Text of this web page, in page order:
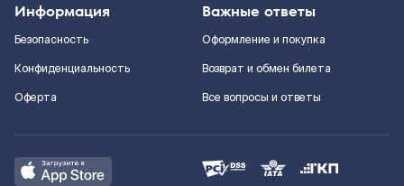
Информация
Безопасность
Конфиденциальность
Оферта
Важные ответы
Оформление и покупка
Возврат и обмен билета
Все вопросы и ответы